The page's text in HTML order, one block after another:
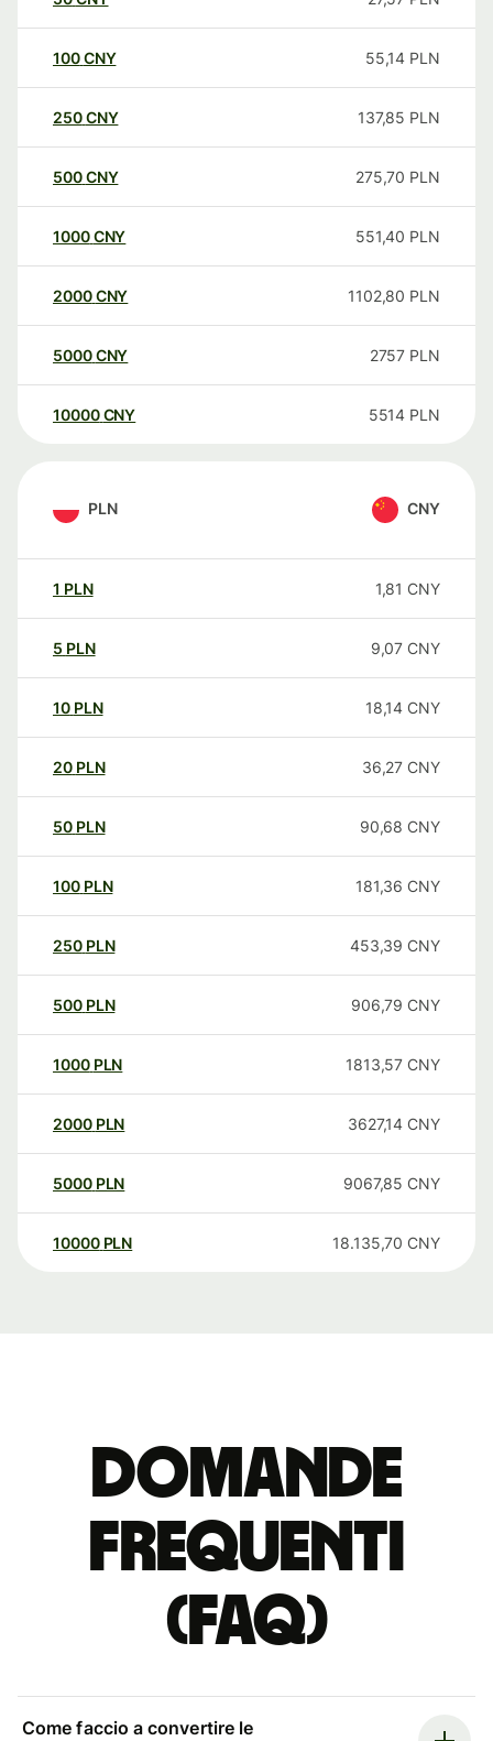
100CNY 55,14 PLN
250CNY 137,85 PLN
500CNY 275,70 PLN
1000CNY 551,40 PLN
2000CNY 1102,80 PLN
5000CNY 2757 PLN
10000 CNY 5514 PLN
PLN CNY
1 PLN 1,81 CNY
5 PLN 9,07 CNY
10 PLN 18,14 CNY
20 PLN 36,27 CNY
50 PLN 90,68 CNY
100 PLN 181,36 CNY
250 PLN 453,39 CNY
500 PLN 906,79 CNY
1000 PLN 1813,57 CNY
2000 PLN 3627,14 CNY
5000 PLN 9067,85 CNY
10000 PLN 18.135,70 CNY
Domande
Frequenti
(FAQ)
Come faccio a convertire le